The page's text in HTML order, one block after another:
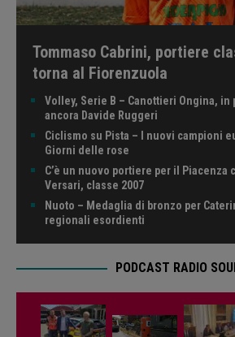
Tommaso Cabrini, portiere
torna al Fiorenzuola
Volley, Serie B – Canottieri Ongina, in
ancora Davide Ruggeri
Ciclismo su Pista – I nuovi campioni
Giorni delle rose
C’è un nuovo portiere per il Piacenza
Versari, classe 2007
Nuoto – Medaglia di bronzo per
regionali esordienti
PODCAST RADIO